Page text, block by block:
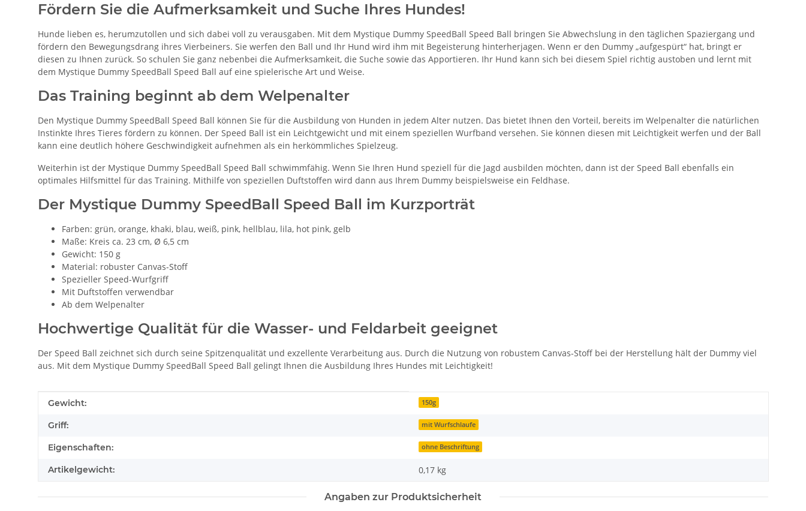
Fördern Sie die Aufmerksamkeit und Suche Ihres Hundes!
Hunde lieben es, herumzutollen und sich dabei voll zu verausgaben. Mit dem Mystique Dummy SpeedBall Speed Ball bringen Sie Abwechslung in den täglichen Spaziergang und
fördern den Bewegungsdrang ihres Vierbeiners. Sie werfen den Ball und Ihr Hund wird ihm mit Begeisterung hinterherjagen. Wenn er den Dummy „aufgespürt“ hat, bringt er
diesen zu Ihnen zurück. So schulen Sie ganz nebenbei die Aufmerksamkeit, die Suche sowie das Apportieren. Ihr Hund kann sich bei diesem Spiel richtig austoben und lernt mit
dem Mystique Dummy SpeedBall Speed Ball auf eine spielerische Art und Weise.
Das Training beginnt ab dem Welpenalter
Den Mystique Dummy SpeedBall Speed Ball können Sie für die Ausbildung von Hunden in jedem Alter nutzen. Das bietet Ihnen den Vorteil, bereits im Welpenalter die natürlichen
Instinkte Ihres Tieres fördern zu können. Der Speed Ball ist ein Leichtgewicht und mit einem speziellen Wurfband versehen. Sie können diesen mit Leichtigkeit werfen und der Ball
kann eine deutlich höhere Geschwindigkeit aufnehmen als ein herkömmliches Spielzeug.
Weiterhin ist der Mystique Dummy SpeedBall Speed Ball schwimmfähig. Wenn Sie Ihren Hund speziell für die Jagd ausbilden möchten, dann ist der Speed Ball ebenfalls ein
optimales Hilfsmittel für das Training. Mithilfe von speziellen Duftstoffen wird dann aus Ihrem Dummy beispielsweise ein Feldhase.
Der Mystique Dummy SpeedBall Speed Ball im Kurzporträt
Farben: grün, orange, khaki, blau, weiß, pink, hellblau, lila, hot pink, gelb
Maße: Kreis ca. 23 cm, Ø 6,5 cm
Gewicht: 150 g
Material: robuster Canvas-Stoff
Spezieller Speed-Wurfgriff
Mit Duftstoffen verwendbar
Ab dem Welpenalter
Hochwertige Qualität für die Wasser- und Feldarbeit geeignet
Der Speed Ball zeichnet sich durch seine Spitzenqualität und exzellente Verarbeitung aus. Durch die Nutzung von robustem Canvas-Stoff bei der Herstellung hält der Dummy viel
aus. Mit dem Mystique Dummy SpeedBall Speed Ball gelingt Ihnen die Ausbildung Ihres Hundes mit Leichtigkeit!
Produkteigenschaft
Wert
Gewicht: 150g
Griff: mit Wurfschlaufe
Eigenschaften: ohne Beschriftung
Artikelgewicht: 0,17 kg
Angaben zur Produktsicherheit